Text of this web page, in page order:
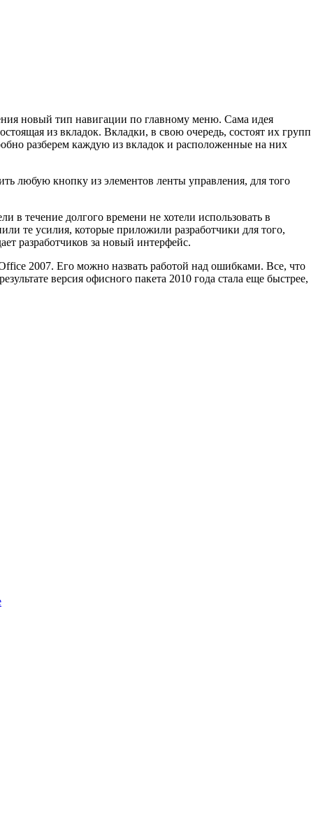
новый тип навигации по главному меню. Сама идея
из вкладок. Вкладки, в свою очередь, состоят их групп
разберем каждую из вкладок и расположенные на них
любую кнопку из элементов ленты управления, для того
течение долгого времени не хотели использовать в
те усилия, которые приложили разработчики для того,
разработчиков за новый интерфейс.
2007. Его можно назвать работой над ошибками. Все, что
версия офисного пакета 2010 года стала еще быстрее,